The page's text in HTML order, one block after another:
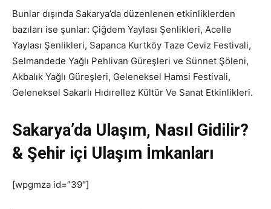
Bunlar dışında Sakarya’da düzenlenen etkinliklerden
bazıları ise şunlar: Çiğdem Yaylası Şenlikleri, Acelle
Yaylası Şenlikleri, Sapanca Kurtköy Taze Ceviz Festivali,
Selmandede Yağlı Pehlivan Güreşleri ve Sünnet Şöleni,
Akbalık Yağlı Güreşleri, Geleneksel Hamsi Festivali,
Geleneksel Sakarlı Hıdırellez Kültür Ve Sanat Etkinlikleri.
Sakarya’da Ulaşım, Nasıl Gidilir?
& Şehir içi Ulaşım İmkanları
[wpgmza id=”39″]